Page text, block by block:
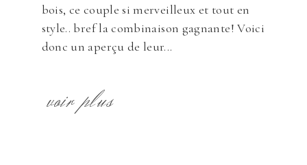
bois, ce couple si merveilleux et tout en
style.. bref la combinaison gagnante! Voici
donc un aperçu de leur...
voir plus